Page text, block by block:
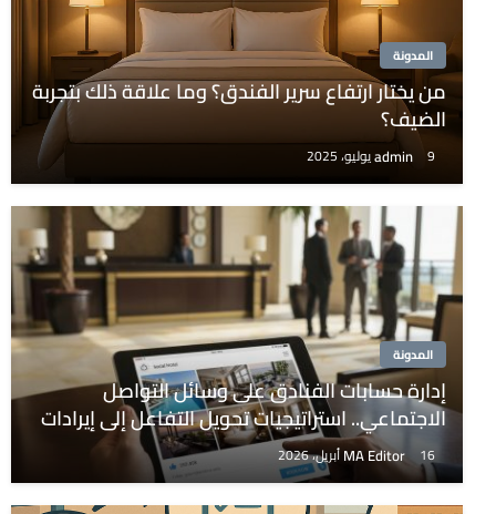
المدونة
من يختار ارتفاع سرير الفندق؟ وما علاقة ذلك بتجربة
الضيف؟
admin 9 يوليو، 2025
المدونة
إدارة حسابات الفنادق على وسائل التواصل
الاجتماعي.. استراتيجيات تحويل التفاعل إلى إيرادات
MA Editor 16 أبريل، 2026